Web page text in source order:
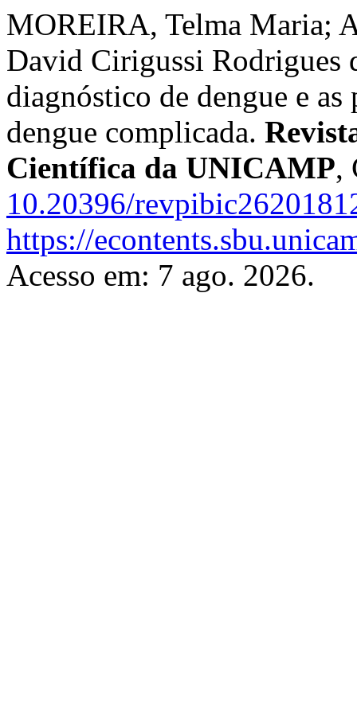
MOREIRA, Telma Maria;
David Cirigussi Rodrigues
diagnóstico de dengue e
dengue complicada.
Científica da UNICAMP,
10.20396/
https://
Acesso em: 7 ago. 2026.